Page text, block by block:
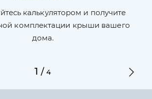
калькулятором и получите
комплектации крыши вашего
дома.
1 /4